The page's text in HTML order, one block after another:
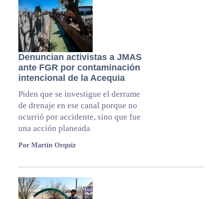
Denuncian activistas a JMAS
ante FGR por contaminación
intencional de la Acequia
Piden que se investigue el derrame
de drenaje en ese canal porque no
ocurrió por accidente, sino que fue
una acción planeada
Por Martín Orquiz